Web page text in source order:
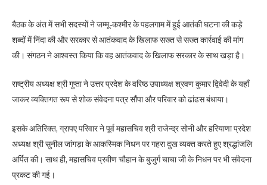
बैठक के अंत में सभी सदस्यों ने जम्मू-कश्मीर के पहलगाम में हुई आतंकी घटना की कड़े
शब्दों में निंदा की और सरकार से आतंकवाद के खिलाफ सख्त से सख्त कार्रवाई की मांग
की। संगठन ने आश्वस्त किया कि वह आतंकवाद के खिलाफ सरकार के साथ खड़ा है।
राष्ट्रीय अध्यक्ष श्री गुप्ता ने उत्तर प्रदेश के वरिष्ठ उपाध्यक्ष श्रवण कुमार द्विवेदी के यहाँ
जाकर व्यक्तिगत रूप से शोक संवेदना पत्र सौंपा और परिवार को ढांढस बंधाया।
इसके अतिरिक्त, ग्रापए परिवार ने पूर्व महासचिव श्री राजेन्द्र सोनी और हरियाणा प्रदेश
अध्यक्ष श्री सुनील जांगड़ा के आकस्मिक निधन पर गहरा दुख व्यक्त करते हुए श्रद्धांजलि
अर्पित की। साथ ही, महासचिव प्रवीण चौहान के बुजुर्ग चाचा जी के निधन पर भी संवेदना
प्रकट की गई।